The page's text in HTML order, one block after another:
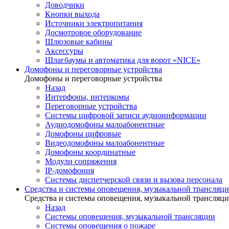
Доводчики
Кнопки выхода
Источники электропитания
Досмотровое оборудование
Шлюзовые кабины
Аксессуры
Шлагбаумы и автоматика для ворот «NICE»
Домофоны и переговорные устройства
Домофоны и переговорные устройства
Назад
Интерфоны, интеркомы
Переговорные устройства
Системы цифровой записи аудиоинформации
Аудиодомофоны малоабонентные
Домофоны цифровые
Видеодомофоны малоабонентные
Домофоны координатные
Модули сопряжения
IP-домофония
Системы диспетчерской связи и вызова персонала
Средства и системы оповещения, музыкальной
Средства и системы оповещения, музыкальной
Назад
Системы оповещения, музыкальной трансляции
Системы оповещения о пожаре